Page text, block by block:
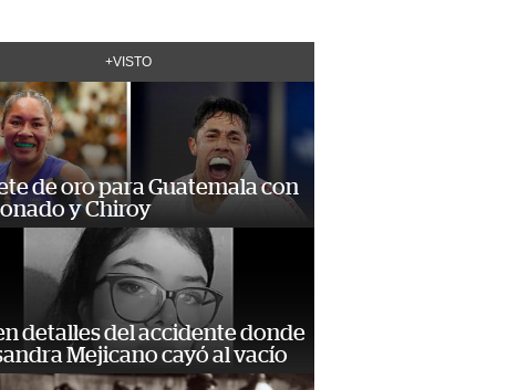
+VISTO
de oro para Guatemala con
y Chiroy
detalles del accidente donde
Mejicano cayó al vacío